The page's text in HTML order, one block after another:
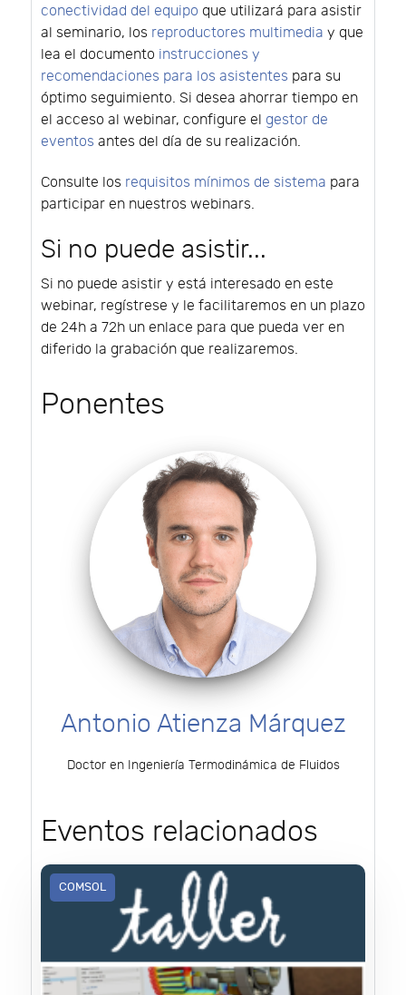
conectividad del equipo que utilizará para asistir
al seminario, los reproductores multimedia y que
lea el documento instrucciones y
recomendaciones para los asistentes para su
óptimo seguimiento. Si desea ahorrar tiempo en
el acceso al webinar, configure el gestor de
eventos antes del día de su realización.
Consulte los requisitos mínimos de sistema para
participar en nuestros webinars.
Si no puede asistir...
Si no puede asistir y está interesado en este
webinar, regístrese y le facilitaremos en un plazo
de 24h a 72h un enlace para que pueda ver en
diferido la grabación que realizaremos.
Ponentes
Antonio Atienza Márquez
Doctor en Ingeniería Termodinámica de Fluidos
Eventos relacionados
COMSOL